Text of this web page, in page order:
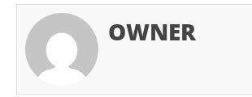
OWNER